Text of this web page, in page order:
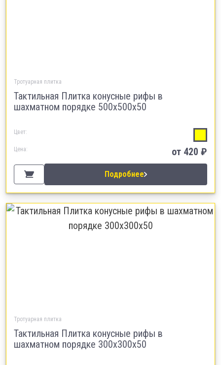
Тротуарная плитка
Тактильная Плитка конусные рифы в
шахматном порядке 500х500х50
Цвет:
Цена: от 420 ₽
Подробнее
Тротуарная плитка
Тактильная Плитка конусные рифы в
шахматном порядке 300х300х50